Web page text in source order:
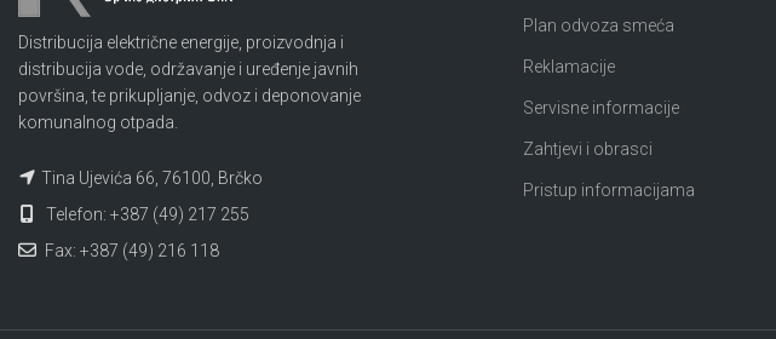
Distribucija električne energije, proizvodnja i
distribucija vode, održavanje i uređenje javnih
površina, te prikupljanje, odvoz i deponovanje
komunalnog otpada.
Tina Ujevića 66, 76100, Brčko
Telefon: +387 (49) 217 255
Fax: +387 (49) 216 118
Plan odvoza smeća
Reklamacije
Servisne informacije
Zahtjevi i obrasci
Pristup informacijama